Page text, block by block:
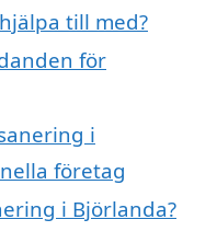
till med?
för
i
företag
i Björlanda?